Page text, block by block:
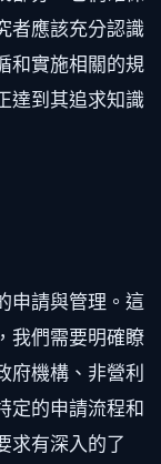
者應該充分認識
和實施相關的規
達到其追求知識
申請與管理。這
我們需要明確瞭
府機構、非營利
定的申請流程和
求有深入的了